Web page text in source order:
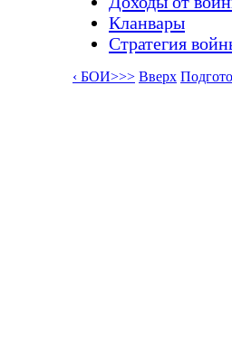
Кланвары
Стратегия
‹ БОИ>>> Вверх